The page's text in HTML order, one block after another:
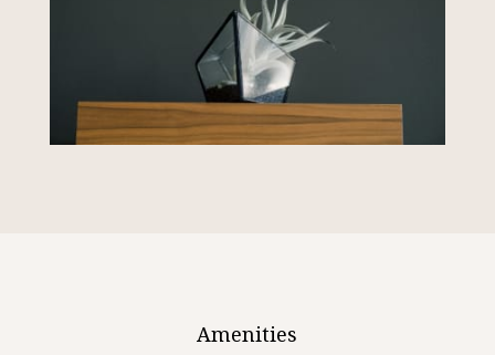
Amenities